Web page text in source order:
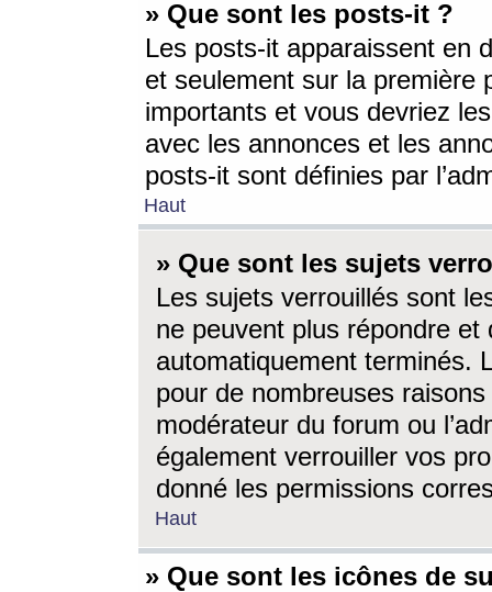
» Que sont les posts-it ?
Les posts-it apparaissent en
et seulement sur la première
importants et vous devriez
avec les annonces et les
posts-it sont définies par
Haut
» Que sont les sujets
Les sujets verrouillés sont
ne peuvent plus répondre
automatiquement terminés.
pour de nombreuses
modérateur du forum ou
également verrouiller vos
donné les permissions
Haut
» Que sont les icônes de